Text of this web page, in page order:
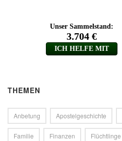
THEMEN
Anbetung Apostelgeschichte
Familie Finanzen Flüchtlinge